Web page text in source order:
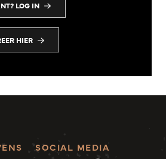
LOG IN
HIER
SOCIAL MEDIA